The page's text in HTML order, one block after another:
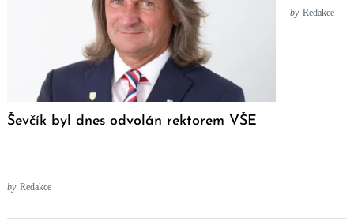
Ševčík byl dnes odvolán rektorem VŠE
by Redakce
by Redakce